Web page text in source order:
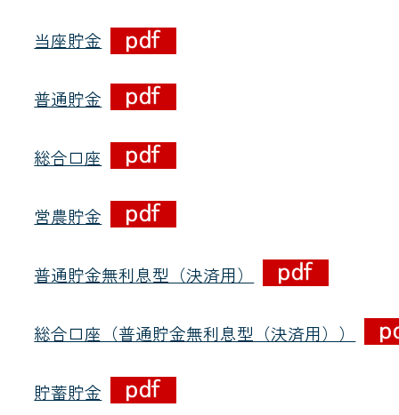
食
JAバンク
JA共済
くらし
JA伊勢について
当座貯金
普通貯金
総合口座
営農貯金
普通貯金無利息型（決済用）
総合口座（普通貯金無利息型（決済用））
貯蓄貯金